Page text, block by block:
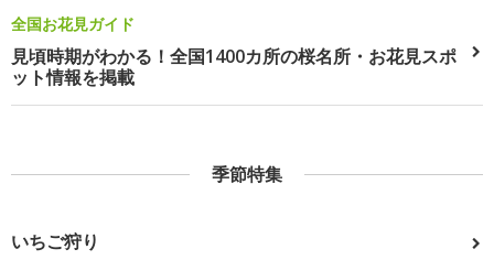
全国お花見ガイド
見頃時期がわかる！全国1400カ所の桜名所・お花見スポ
ット情報を掲載
季節特集
いちご狩り